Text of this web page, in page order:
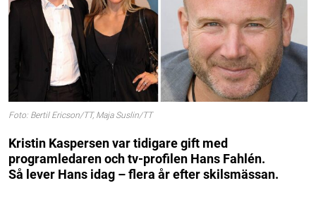
Foto: Bertil Ericson/TT, Maja Suslin/TT
Kristin Kaspersen var tidigare gift med
programledaren och tv-profilen Hans Fahlén.
Så lever Hans idag – flera år efter skilsmässan.